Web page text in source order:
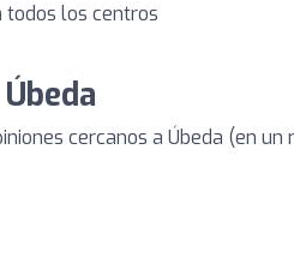
los centros
cercanos a Úbeda (en un